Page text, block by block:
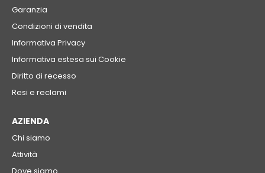
Garanzia
Condizioni di vendita
Informativa Privacy
Informativa estesa sui Cookie
Diritto di recesso
Resi e reclami
AZIENDA
Chi siamo
Attività